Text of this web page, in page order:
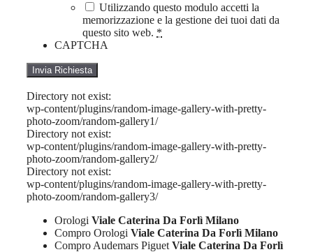
Utilizzando questo modulo accetti la
memorizzazione e la gestione dei tuoi dati da
questo sito web. *
CAPTCHA
Directory not exist:
wp-content/plugins/random-image-gallery-with-pretty-
photo-zoom/random-gallery1/
Directory not exist:
wp-content/plugins/random-image-gallery-with-pretty-
photo-zoom/random-gallery2/
Directory not exist:
wp-content/plugins/random-image-gallery-with-pretty-
photo-zoom/random-gallery3/
Orologi Viale Caterina Da Forlì Milano
Compro Orologi Viale Caterina Da Forlì Milano
Compro Audemars Piguet Viale Caterina Da Forlì